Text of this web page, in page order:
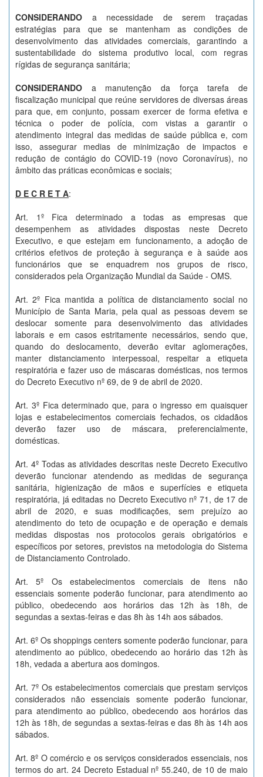
CONSIDERANDO a necessidade de serem traçadas
estratégias para que se mantenham as condições de
desenvolvimento das atividades comerciais, garantindo a
sustentabilidade do sistema produtivo local, com regras
rígidas de segurança sanitária;
CONSIDERANDO a manutenção da força tarefa de
fiscalização municipal que reúne servidores de diversas áreas
para que, em conjunto, possam exercer de forma efetiva e
técnica o poder de polícia, com vistas a garantir o
atendimento integral das medidas de saúde pública e, com
isso, assegurar medias de minimização de impactos e
redução de contágio do COVID-19 (novo Coronavírus), no
âmbito das práticas econômicas e sociais;
D E C R E T A:
Art. 1º Fica determinado a todas as empresas que
desempenhem as atividades dispostas neste Decreto
Executivo, e que estejam em funcionamento, a adoção de
critérios efetivos de proteção à segurança e à saúde aos
funcionários que se enquadrem nos grupos de risco,
considerados pela Organização Mundial da Saúde - OMS.
Art. 2º Fica mantida a política de distanciamento social no
Município de Santa Maria, pela qual as pessoas devem se
deslocar somente para desenvolvimento das atividades
laborais e em casos estritamente necessários, sendo que,
quando do deslocamento, deverão evitar aglomerações,
manter distanciamento interpessoal, respeitar a etiqueta
respiratória e fazer uso de máscaras domésticas, nos termos
do Decreto Executivo nº 69, de 9 de abril de 2020.
Art. 3º Fica determinado que, para o ingresso em quaisquer
lojas e estabelecimentos comerciais fechados, os cidadãos
deverão fazer uso de máscara, preferencialmente,
domésticas.
Art. 4º Todas as atividades descritas neste Decreto Executivo
deverão funcionar atendendo as medidas de segurança
sanitária, higienização de mãos e superfícies e etiqueta
respiratória, já editadas no Decreto Executivo nº 71, de 17 de
abril de 2020, e suas modificações, sem prejuízo ao
atendimento do teto de ocupação e de operação e demais
medidas dispostas nos protocolos gerais obrigatórios e
específicos por setores, previstos na metodologia do Sistema
de Distanciamento Controlado.
Art. 5º Os estabelecimentos comerciais de itens não
essenciais somente poderão funcionar, para atendimento ao
público, obedecendo aos horários das 12h às 18h, de
segundas a sextas-feiras e das 8h às 14h aos sábados.
Art. 6º Os shoppings centers somente poderão funcionar, para
atendimento ao público, obedecendo ao horário das 12h às
18h, vedada a abertura aos domingos.
Art. 7º Os estabelecimentos comerciais que prestam serviços
considerados não essenciais somente poderão funcionar,
para atendimento ao público, obedecendo aos horários das
12h às 18h, de segundas a sextas-feiras e das 8h às 14h aos
sábados.
Art. 8º O comércio e os serviços considerados essenciais, nos
termos do art. 24 Decreto Estadual nº 55.240, de 10 de maio